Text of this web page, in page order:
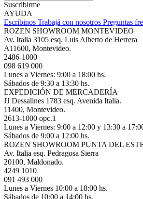
Suscribirme
AYUDA
Escribinos Trabajá con nosotros Preguntas
ROZEN SHOWROOM MONTEVIDEO
Av. Italia 3105 esq. Luis Alberto de Herrera
A11600, Montevideo.
2486-1000
098 619 000
Lunes a Viernes: 9:00 a 18:00 hs.
Sábados de 9:30 a 13:30 hs.
EXPEDICIÓN DE MERCADERÍA
JJ Dessalines 1783 esq. Avenida Italia.
11400, Montevideo.
2613-1000 opc.1
Lunes a Viernes: 9:00 a 12:00 y 13:30 a
Sábados de 9:00 a 12:00 hs.
ROZEN SHOWROOM PUNTA DEL
Av. Italia esq. Pedragosa Sierra
20100, Maldonado.
4249 1010
091 493 000
Lunes a Viernes 10:00 a 18:00 hs.
Sábados de 10:00 a 14:00 hs.